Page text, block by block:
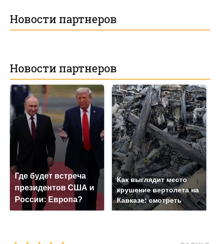
Новости партнеров
Новости партнеров
Где будет встреча
президентов США и
России: Европа?
Как выглядит место
крушение вертолета на
Кавказе: смотреть